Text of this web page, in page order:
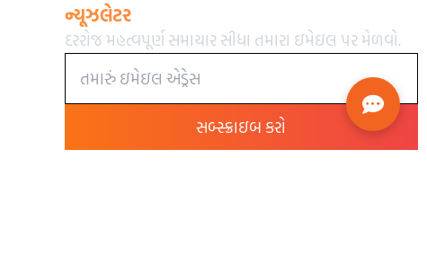
ન્યૂઝલેટર
દરરોજ મહત્વપૂર્ણ સમાચાર સીધા તમારા ઇમેઇલ પર મેળવો.
સબ્સ્ક્રાઇબ કરો